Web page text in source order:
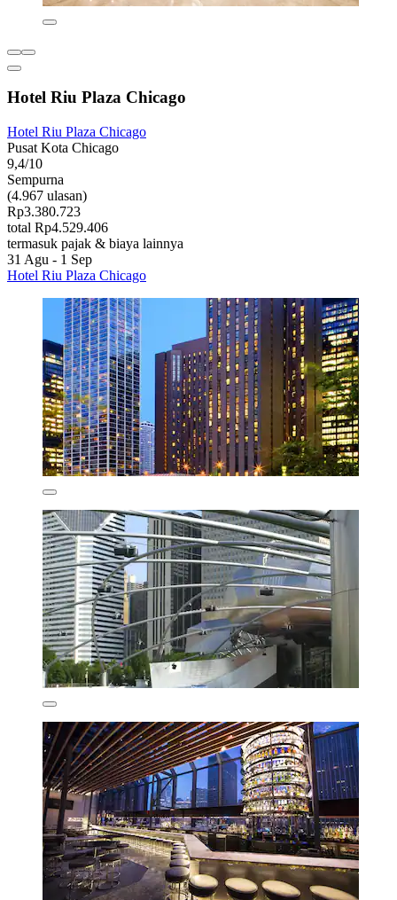
Hotel Riu Plaza Chicago
Hotel Riu Plaza Chicago
Pusat Kota Chicago
9,4/10
Sempurna
(4.967 ulasan)
Rp3.380.723
total Rp4.529.406
termasuk pajak & biaya lainnya
31 Agu - 1 Sep
Hotel Riu Plaza Chicago